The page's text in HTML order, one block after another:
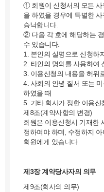
① 회원이 신청서의 모든 사
을 하였을 경우에 특별한
승낙합니다.
② 다음 각 호에 해당하는
수 있습니다.
1. 본인의 실명으로 신청하
2. 타인의 명의를 사용하여
3. 이용신청의 내용을 허위
4. 사회의 안녕 질서 또는
하였을 때
5. 기타 회사가 정한 이용신
제8조(계약사항의 변경)
회원은 이용신청시 기재한
정하여야 하며, 수정하지
회원에게 있습니다.
제3장 계약당사자의 의무
제9조(회사의 의무)